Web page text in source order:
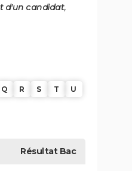
d'un candidat,
Q R S T
U
RésultatBac